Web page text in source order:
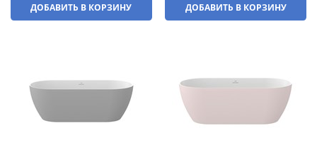
ДОБАВИТЬ В КОРЗИНУ ДОБАВИТЬ В КОРЗИНУ